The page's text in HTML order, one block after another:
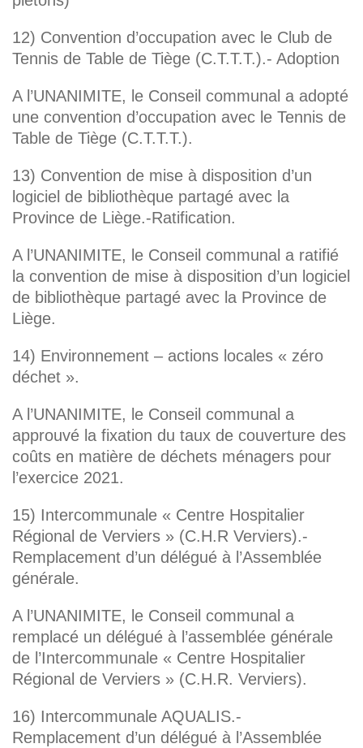
12) Convention d’occupation avec le Club de
Tennis de Table de Tiège (C.T.T.T.).- Adoption
A l’UNANIMITE, le Conseil communal a adopté
une convention d’occupation avec le Tennis de
Table de Tiège (C.T.T.T.).
13) Convention de mise à disposition d’un
logiciel de bibliothèque partagé avec la
Province de Liège.-Ratification.
A l’UNANIMITE, le Conseil communal a ratifié
la convention de mise à disposition d’un logiciel
de bibliothèque partagé avec la Province de
Liège.
14) Environnement – actions locales « zéro
déchet ».
A l’UNANIMITE, le Conseil communal a
approuvé la fixation du taux de couverture des
coûts en matière de déchets ménagers pour
l’exercice 2021.
15) Intercommunale « Centre Hospitalier
Régional de Verviers » (C.H.R Verviers).-
Remplacement d’un délégué à l’Assemblée
générale.
A l’UNANIMITE, le Conseil communal a
remplacé un délégué à l’assemblée générale
de l’Intercommunale « Centre Hospitalier
Régional de Verviers » (C.H.R. Verviers).
16) Intercommunale AQUALIS.-
Remplacement d’un délégué à l’Assemblée